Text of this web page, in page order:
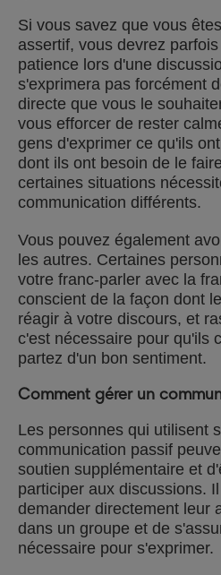
Si vous savez que vous
assertif, vous devrez
patience lors d'une
s'exprimera pas forcément
directe que vous le
vous efforcer de rester
gens d'exprimer ce qu'ils
dont ils ont besoin de le
certaines situations
communication différents.
Vous pouvez également
les autres. Certaines
votre franc-parler avec la
conscient de la façon dont
réagir à votre discours, et
c'est nécessaire pour qu'ils
partez d'un bon sentiment.
Comment gérer un
Les personnes qui utilisent
communication passif
soutien supplémentaire et
participer aux discussions.
demander directement leur
dans un groupe et de
nécessaire pour s'exprimer.